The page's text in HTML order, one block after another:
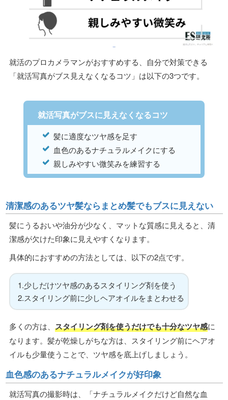
就活のプロカメラマンがおすすめする、自分で対策できる
「就活写真がブス見えなくなるコツ」は以下の3つです。
就活写真がブスに見えなくなるコツ
髪に適度なツヤ感を足す
血色のあるナチュラルメイクにする
親しみやすい微笑みを練習する
清潔感のあるツヤ髪ならまとめ髪でもブスに見えない
髪にうるおいや油分が少なく、マットな質感に見えると、清
潔感が欠けた印象に見えやすくなります。
具体的におすすめの方法としては、以下の2点です。
1.少しだけツヤ感のあるスタイリング剤を使う
2.スタイリング前に少しヘアオイルをまとわせる
多くの方は、 スタイリング剤を使うだけでも十分なツヤ感に
なります。髪が乾燥しがちな方は、スタイリング前にヘアオ
イルも少量使うことで、ツヤ感を底上げしましょう。
血色感のあるナチュラルメイクが好印象
就活写真の撮影時は、「ナチュラルメイクだけど自然な血